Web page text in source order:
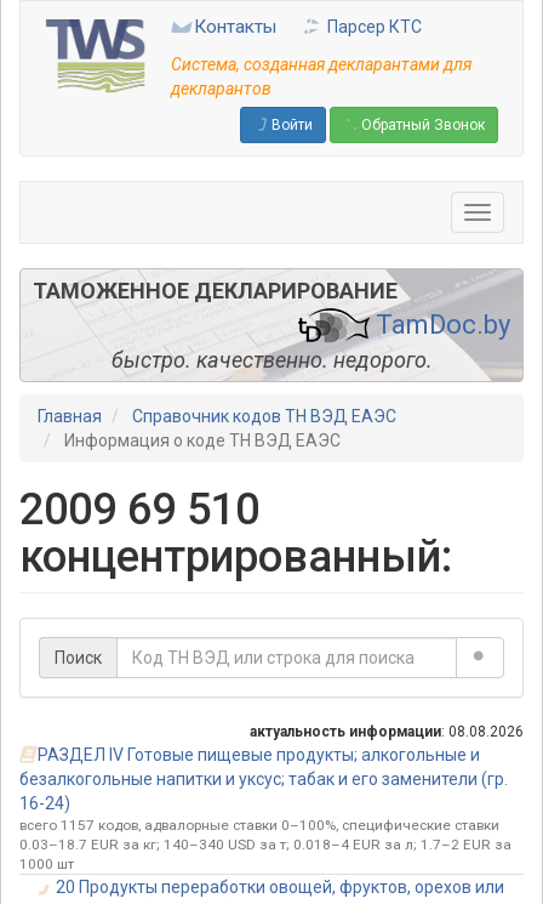
основному
содержанию
Контакты
Парсер КТС
Система, созданная декларантами для
декларантов
Войти Обратный Звонок
ТАМОЖЕННОЕ ДЕКЛАРИРОВАНИЕ
TamDoc.by
быстро. качественно. недорого.
Главная
Справочник кодов ТН ВЭД ЕАЭС
Информация о коде ТН ВЭД ЕАЭС
2009 69 510
концентрированный:
Поиск
актуальность информации: 08.08.2026
РАЗДЕЛ IV Готовые пищевые продукты; алкогольные и
безалкогольные напитки и уксус; табак и его заменители (гр.
16-24)
всего 1157 кодов, адвалорные ставки 0–100%, специфические ставки
0.03–18.7 EUR за кг; 140–340 USD за т; 0.018–4 EUR за л; 1.7–2 EUR за
1000 шт
20 Продукты переработки овощей, фруктов, орехов или